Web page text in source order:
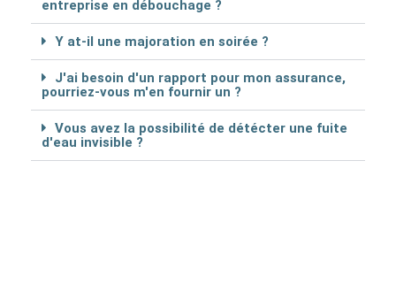
entreprise en débouchage ?
Y at-il une majoration en soirée ?
J'ai besoin d'un rapport pour mon assurance,
pourriez-vous m'en fournir un ?
Vous avez la possibilité de détécter une fuite
d'eau invisible ?